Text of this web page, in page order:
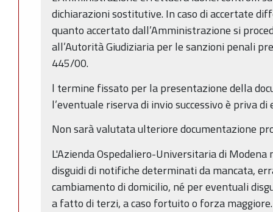
dichiarazioni sostitutive. In caso di accertate
quanto accertato dall’Amministrazione si
all’Autorità Giudiziaria per le sanzioni penali
445/00.
l termine fissato per la presentazione della
l’eventuale riserva di invio successivo è priva
Non sarà valutata ulteriore documentazione
L'Azienda Ospedaliero-Universitaria di
disguidi di notifiche determinati da mancata,
cambiamento di domicilio, né per eventuali
a fatto di terzi, a caso fortuito o forza maggiore.